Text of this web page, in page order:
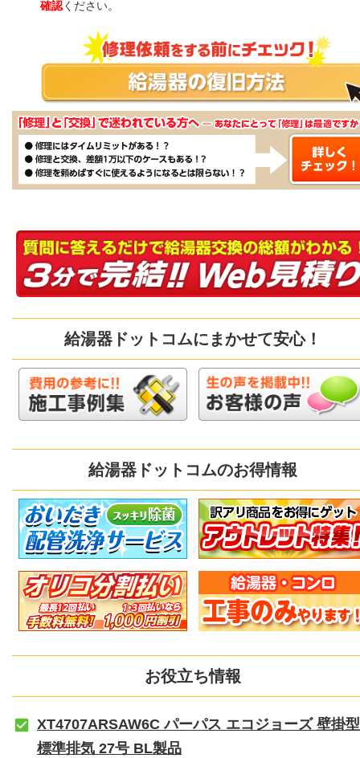
確認ください。
給湯器ドットコムにまかせて安心！
給湯器ドットコムのお得情報
お役立ち情報
XT4707ARSAW6C パーパス エコジョーズ 壁掛型
標準排気 27号 BL製品